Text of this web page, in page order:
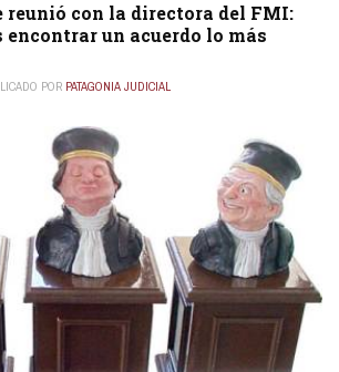
reunió con la directora del FMI:
encontrar un acuerdo lo más
POR PATAGONIA JUDICIAL